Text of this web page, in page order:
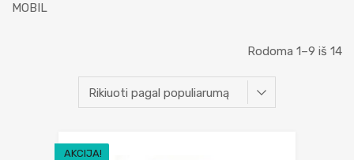
MOBIL
Rodoma 1–9 iš 14
AKCIJA!